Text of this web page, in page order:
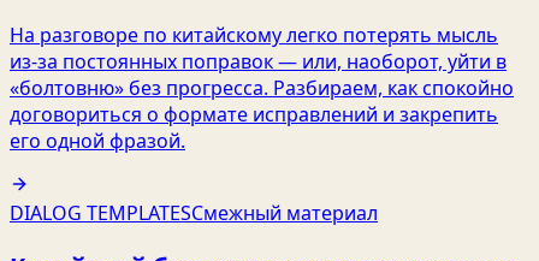
На разговоре по китайскому легко потерять мысль
из‑за постоянных поправок — или, наоборот, уйти в
«болтовню» без прогресса. Разбираем, как спокойно
договориться о формате исправлений и закрепить
его одной фразой.
DIALOG TEMPLATESСмежный материал